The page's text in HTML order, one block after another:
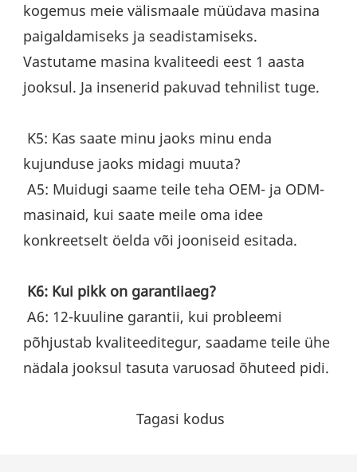
kogemus meie välismaale müüdava masina
paigaldamiseks ja seadistamiseks.
Vastutame masina kvaliteedi eest 1 aasta
jooksul. Ja insenerid pakuvad tehnilist tuge.
kujunduse jaoks midagi muuta?
masinaid, kui saate meile oma idee
konkreetselt öelda või jooniseid esitada.
K6: Kui pikk on garantiiaeg?
põhjustab kvaliteeditegur, saadame teile ühe
nädala jooksul tasuta varuosad õhuteed pidi.
Tagasi kodus